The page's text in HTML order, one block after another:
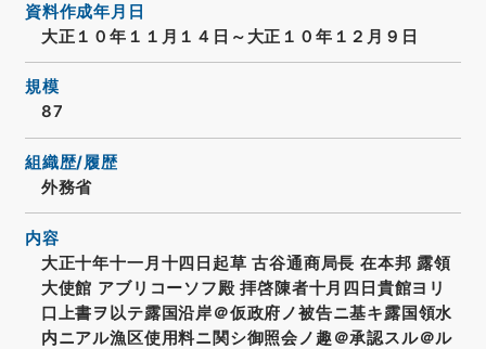
資料作成年月日
大正１０年１１月１４日～大正１０年１２月９日
規模
87
組織歴/履歴
外務省
内容
大正十年十一月十四日起草 古谷通商局長 在本邦 露領
大使館 アブリコーソフ殿 拝啓陳者十月四日貴館ヨリ
口上書ヲ以テ露国沿岸＠仮政府ノ被告ニ基キ露国領水
内ニアル漁区使用料ニ関シ御照会ノ趣＠承認スル＠ル